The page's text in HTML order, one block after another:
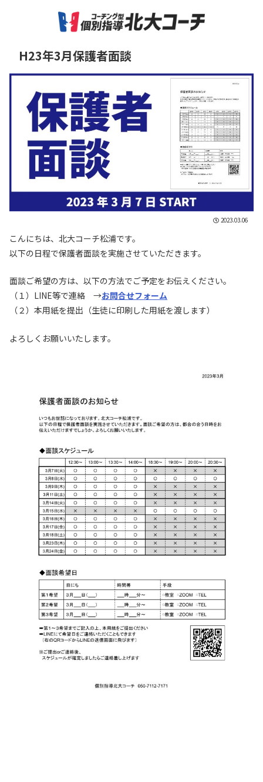
H23年3月保護者面談
2023.03.06
こんにちは、北大コーチ松浦です。
以下の日程で保護者面談を実施させていただきます。
面談ご希望の方は、以下の方法でご予定をお伝えください。
（１）LINE等で連絡 →お問合せフォーム
（２）本用紙を提出（生徒に印刷した用紙を渡します）
よろしくお願いいたします。